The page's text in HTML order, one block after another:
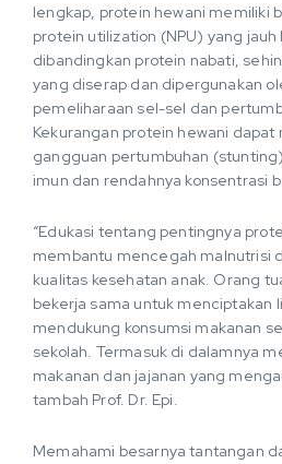
lengkap, protein hewani memiliki
protein utilization (NPU) yang
dibandingkan protein nabati,
yang diserap dan dipergunakan
pemeliharaan sel-sel dan
Kekurangan protein hewani dapat
gangguan pertumbuhan
imun dan rendahnya konsentrasi
“Edukasi tentang pentingnya
membantu mencegah malnutrisi
kualitas kesehatan anak. Orang
bekerja sama untuk menciptakan
mendukung konsumsi makanan
sekolah. Termasuk di dalamnya
makanan dan jajanan yang
tambah Prof. Dr. Epi.
Memahami besarnya tantangan